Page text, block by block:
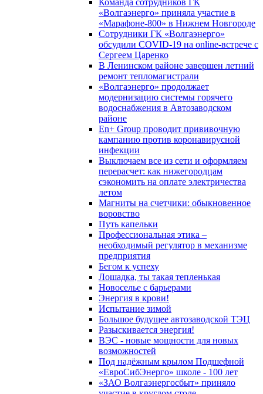
Команда сотрудников ГК
«Волгаэнерго» приняла участие в
«Марафоне-800» в Нижнем Новгороде
Сотрудники ГК «Волгаэнерго»
обсудили COVID-19 на online-встрече с
Сергеем Царенко
В Ленинском районе завершен летний
ремонт тепломагистрали
«Волгаэнерго» продолжает
модернизацию системы горячего
водоснабжения в Автозаводском
районе
En+ Group проводит прививочную
кампанию против коронавирусной
инфекции
Выключаем все из сети и оформляем
перерасчет: как нижегородцам
сэкономить на оплате электричества
летом
Магниты на счетчики: обыкновенное
воровство
Путь капельки
Профессиональная этика –
необходимый регулятор в механизме
предприятия
Бегом к успеху
Лошадка, ты такая тепленькая
Новоселье с барьерами
Энергия в крови!
Испытание зимой
Большое будущее автозаводской ТЭЦ
Разыскивается энергия!
ВЭС - новые мощности для новых
возможностей
Под надёжным крылом Подшефной
«ЕвроСибЭнерго» школе - 100 лет
«ЗАО Волгаэнергосбыт» приняло